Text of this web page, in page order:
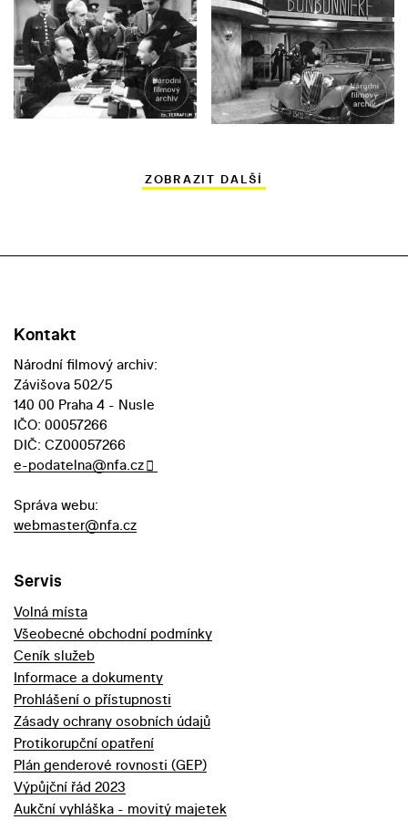
ZOBRAZIT DALŠÍ
Kontakt
Národní filmový archiv:
Závišova 502/5
140 00 Praha 4 - Nusle
IČO: 00057266
DIČ: CZ00057266
e-podatelna@nfa.cz
Správa webu:
webmaster@nfa.cz
Servis
Volná místa
Všeobecné obchodní podmínky
Ceník služeb
Informace a dokumenty
Prohlášení o přístupnosti
Zásady ochrany osobních údajů
Protikorupční opatření
Plán genderové rovnosti (GEP)
Výpůjční řád 2023
Aukční vyhláška - movitý majetek